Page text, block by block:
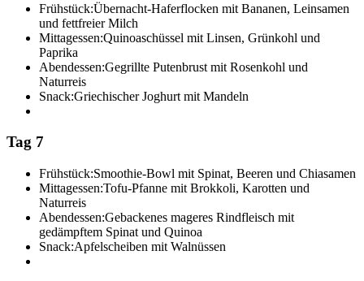
Frühstück:Übernacht-Haferflocken mit Bananen, Leinsamen
und fettfreier Milch
Mittagessen:Quinoaschüssel mit Linsen, Grünkohl und
Paprika
Abendessen:Gegrillte Putenbrust mit Rosenkohl und
Naturreis
Snack:Griechischer Joghurt mit Mandeln
Tag 7
Frühstück:Smoothie-Bowl mit Spinat, Beeren und Chiasamen
Mittagessen:Tofu-Pfanne mit Brokkoli, Karotten und
Naturreis
Abendessen:Gebackenes mageres Rindfleisch mit
gedämpftem Spinat und Quinoa
Snack:Apfelscheiben mit Walnüssen